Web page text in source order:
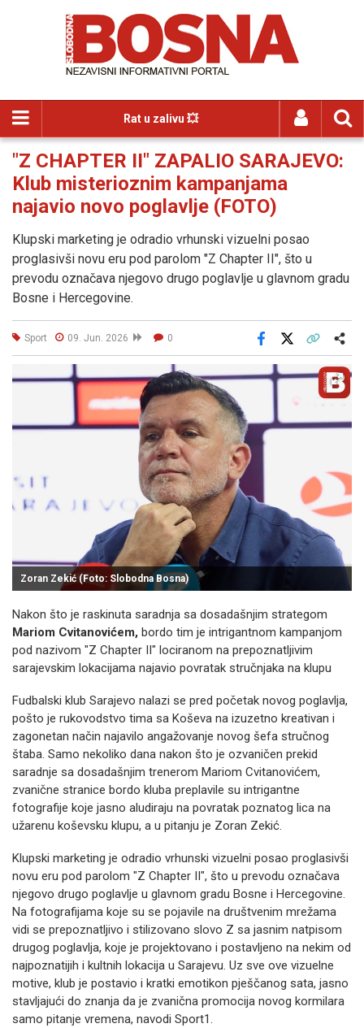
Rat u zalivu 💥
"Z CHAPTER II" ZAPALIO SARAJEVO:
Klub misterioznim kampanjama
najavio novo poglavlje (FOTO)
Klupski marketing je odradio vrhunski vizuelni posao
proglasivši novu eru pod parolom "Z Chapter II", što u
prevodu označava njegovo drugo poglavlje u glavnom gradu
Bosne i Hercegovine.
Sport 09. Jun. 2026 0
Facebook
Zoran Zekić (Foto: Slobodna Bosna)
Nakon što je raskinuta saradnja sa dosadašnjim strategom
Mariom Cvitanovićem, bordo tim je intrigantnom kampanjom
pod nazivom "Z Chapter II" lociranom na prepoznatljivim
sarajevskim lokacijama najavio povratak stručnjaka na klupu
Fudbalski klub Sarajevo nalazi se pred početak novog poglavlja,
pošto je rukovodstvo tima sa Koševa na izuzetno kreativan i
zagonetan način najavilo angažovanje novog šefa stručnog
štaba. Samo nekoliko dana nakon što je ozvaničen prekid
saradnje sa dosadašnjim trenerom Mariom Cvitanovićem,
zvanične stranice bordo kluba preplavile su intrigantne
fotografije koje jasno aludiraju na povratak poznatog lica na
užarenu koševsku klupu, a u pitanju je Zoran Zekić.
Klupski marketing je odradio vrhunski vizuelni posao proglasivši
novu eru pod parolom "Z Chapter II", što u prevodu označava
njegovo drugo poglavlje u glavnom gradu Bosne i Hercegovine.
Na fotografijama koje su se pojavile na društvenim mrežama
vidi se prepoznatljivo i stilizovano slovo Z sa jasnim natpisom
drugog poglavlja, koje je projektovano i postavljeno na nekim od
najpoznatijih i kultnih lokacija u Sarajevu. Uz sve ove vizuelne
motive, klub je postavio i kratki emotikon pješčanog sata, jasno
stavljajući do znanja da je zvanična promocija novog kormilara
samo pitanje vremena, navodi Sport1.